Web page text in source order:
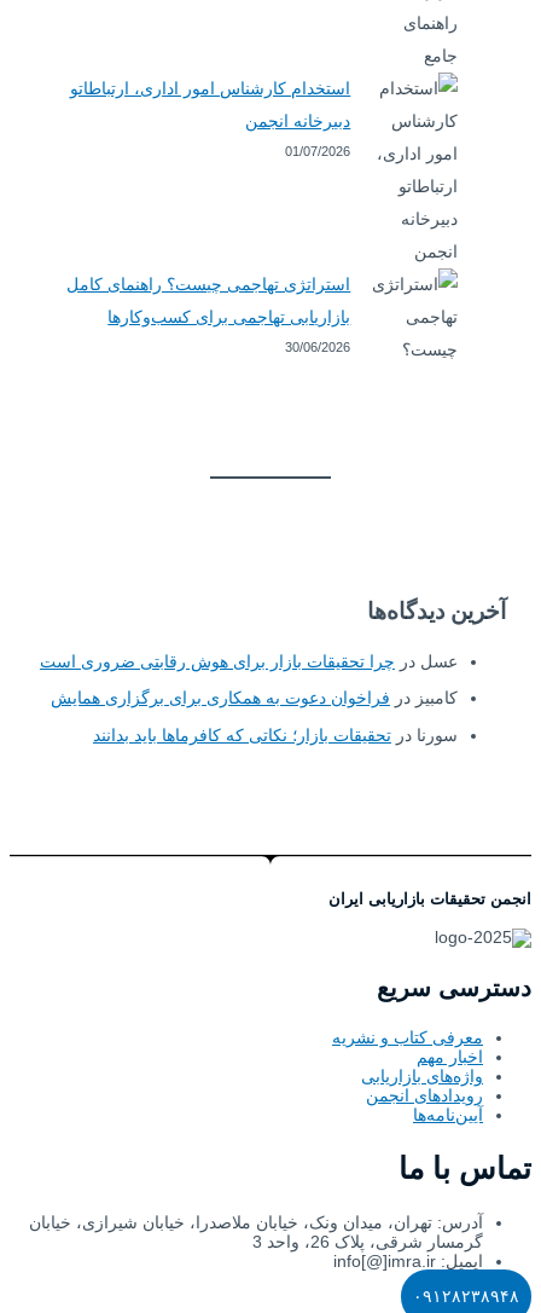
استخدام کارشناس امور اداری، ارتباطاتو
دبیرخانه انجمن
01/07/2026
استراتژی تهاجمی چیست؟ راهنمای کامل
بازاریابی تهاجمی برای کسب‌وکارها
30/06/2026
آخرین دیدگاه‌ها
عسل در چرا تحقیقات بازار برای هوش رقابتی ضروری است
کامبیز در فراخوان دعوت به همکاری برای برگزاری همایش
سورنا درتحقیقات بازار؛ نکاتی که کافرماها باید بدانند
انجمن تحقیقات بازاریابی ایران
دسترسی سریع
معرفی کتاب و نشریه
اخبار مهم
واژه‌های بازاریابی
رویدادهای انجمن
آیین‌نامه‌ها
تماس با ما
آدرس: تهران، میدان ونک، خیابان ملاصدرا، خیابان شیرازی، خیابان
گرمسار شرقی، پلاک 26، واحد 3
ایمیل: info[@]imra.ir
۰۹۱۲۸۲۳۸۹۴۸